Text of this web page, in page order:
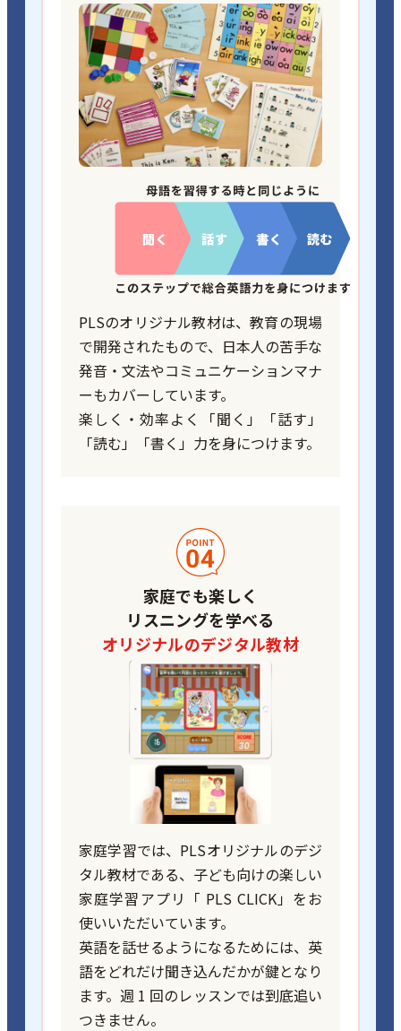
PLSのオリジナル教材は、教育の現場
で開発されたもので、日本人の苦手な
発音・文法やコミュニケーションマナ
ーもカバーしています。
楽しく・効率よく「聞く」「話す」
「読む」「書く」力を身につけます。
家庭でも楽しく
リスニングを学べる
オリジナルのデジタル教材
家庭学習では、PLSオリジナルのデジ
タル教材である、子ども向けの楽しい
家庭学習アプリ「 PLS CLICK」をお
使いいただいています。
英語を話せるようになるためには、英
語をどれだけ聞き込んだかが鍵となり
ます。週 1 回のレッスンでは到底追い
つきません。